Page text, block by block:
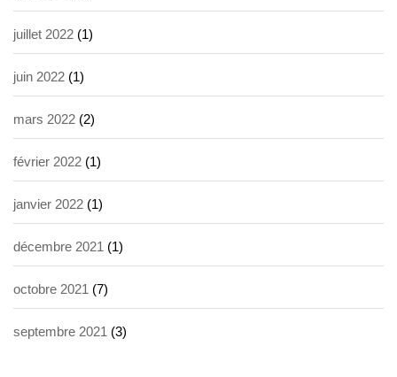
juillet 2022 (1)
juin 2022 (1)
mars 2022 (2)
février 2022 (1)
janvier 2022 (1)
décembre 2021 (1)
octobre 2021 (7)
septembre 2021 (3)